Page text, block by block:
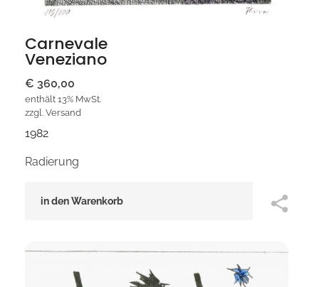
Carnevale
Veneziano
€ 360,00
enthält 13% MwSt.
zzgl. Versand
1982
Radierung
in den Warenkorb